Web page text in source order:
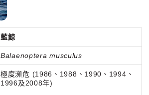
藍鯨
Balaenoptera musculus
極度瀕危 (1986、1988、1990、1994、
1996及2008年)